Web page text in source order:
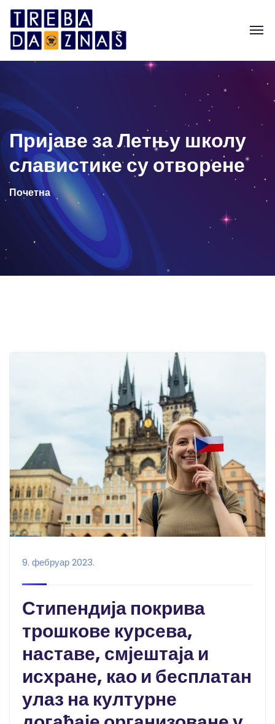
Пријаве за Летњу школу
славистике су отворене
Почетна
9. фебруар 2023.
Стипендија покрива
трошкове курсева,
наставе, смјештаја и
исхране, као и бесплатан
улаз на културне